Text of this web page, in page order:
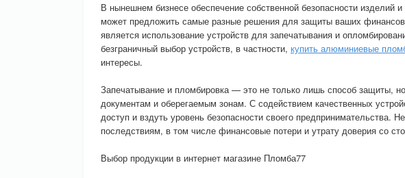
В нынешнем бизнесе обеспечение собственной безопасности изделий
может предложить самые разные решения для защиты ваших
является использование устройств для запечатывания и
безграничный выбор устройств, в частности, купить алюминиевые
интересы.
Запечатывание и пломбировка — это не только лишь способ защиты,
документам и оберегаемым зонам. С содействием качественных
доступ и вздуть уровень безопасности своего предпринимательства.
последствиям, в том числе финансовые потери и утрату доверия со
Выбор продукции в интернет магазине Пломба77